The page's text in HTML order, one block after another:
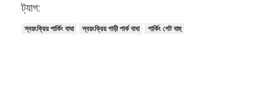
ট্যাগ:
স্বয়ংক্রিয় পার্কিং বাধা স্বয়ংক্রিয় গাড়ী পার্ক বাধা পার্কিং গেট বাহু